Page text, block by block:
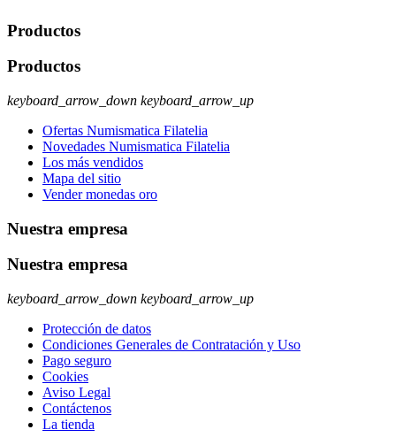
Productos
Productos
keyboard_arrow_down keyboard_arrow_up
Ofertas Numismatica Filatelia
Novedades Numismatica Filatelia
Los más vendidos
Mapa del sitio
Vender monedas oro
Nuestra empresa
Nuestra empresa
keyboard_arrow_down keyboard_arrow_up
Protección de datos
Condiciones Generales de Contratación y Uso
Pago seguro
Cookies
Aviso Legal
Contáctenos
La tienda